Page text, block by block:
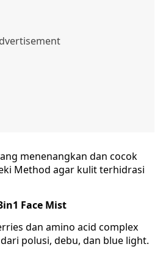
menenangkan dan cocok
Method agar kulit terhidrasi
Face Mist
dan amino acid complex
polusi, debu, dan blue light.